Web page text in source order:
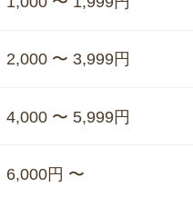
2,000 〜 3,999円
4,000 〜 5,999円
6,000円 〜